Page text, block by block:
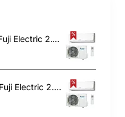
RSG07LMCA-ROG07LMCA Fuji Electric 2.1/3.0 kW kondicionierius
RSG09LMCA-ROG09LMCA Fuji Electric 2.5/3.2 kW kondicionierius